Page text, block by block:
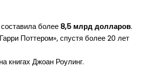
более8,5 млрд долларов.
Поттером», спустя более 20 лет
книгах Джоан Роулинг.